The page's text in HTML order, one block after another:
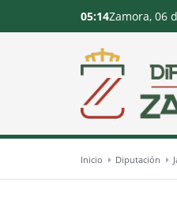
05:14Zamora, 06
Inicio Diputación